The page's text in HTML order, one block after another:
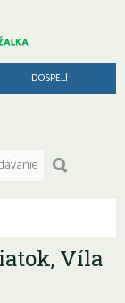
DOSPELÍ
Víla